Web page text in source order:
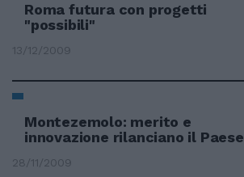
Roma futura con progetti
"possibili"
13/12/2009
Montezemolo: merito e
innovazione rilanciano il Paese
28/11/2009